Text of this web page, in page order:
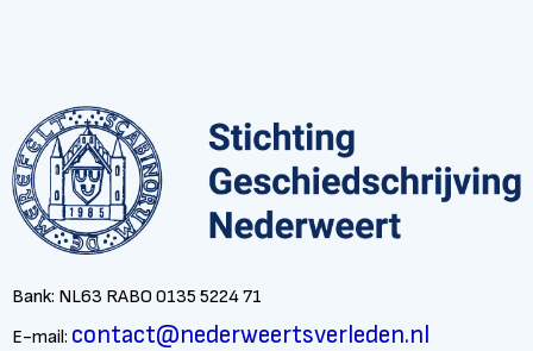
Bank: NL63 RABO 0135 5224 71
E-mail: contact@nederweertsverleden.nl